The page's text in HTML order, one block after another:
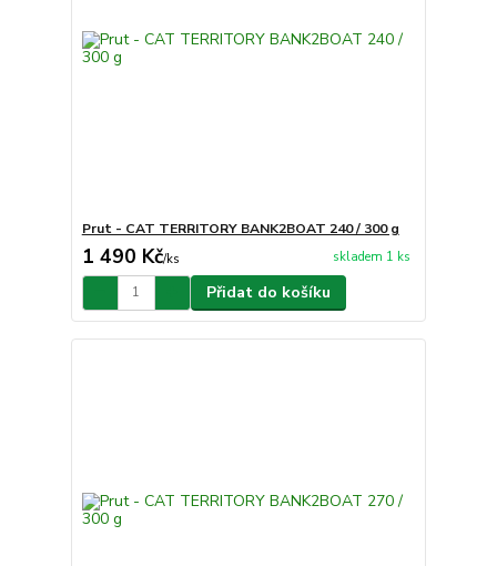
Prut - CAT TERRITORY BANK2BOAT 240 / 300 g
1 490 Kč/ks skladem 1 ks
Přidat do košíku